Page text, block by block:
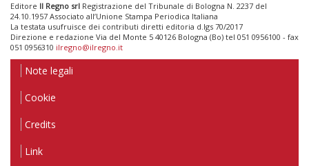
Editore Il Regno srl Registrazione del Tribunale di Bologna N. 2237 del
24.10.1957 Associato all’Unione Stampa Periodica Italiana
La testata usufruisce dei contributi diretti editoria d.lgs 70/2017
Direzione e redazione Via del Monte 5 40126 Bologna (Bo) tel 051 0956100 - fax
051 0956310 ilregno@ilregno.it
Note legali
Cookie
Credits
Link